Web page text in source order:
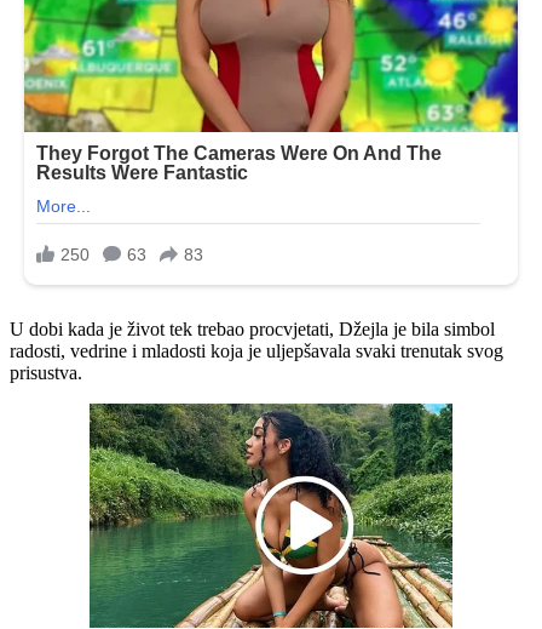
U dobi kada je život tek trebao procvjetati, Džejla je bila simbol
radosti, vedrine i mladosti koja je uljepšavala svaki trenutak svog
prisustva.